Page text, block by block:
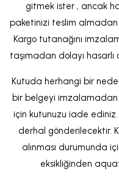
gitmek ister , ancak
paketinizi teslim almadan
Kargo tutanağını
taşımadan dolayı hasarlı
Kutuda herhangi bir
bir belgeyi imzalamadan
için kutunuzu iade
derhal gönderilecektir.
alınması durumunda
eksikliğinden